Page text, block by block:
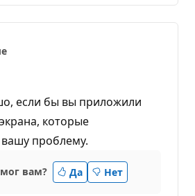
если бы вы приложили
которые
проблему.
вам? Да Нет